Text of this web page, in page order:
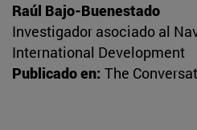
Raúl Bajo-Buenestado
Investigador asociado al
International Development
Publicado en: The